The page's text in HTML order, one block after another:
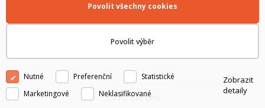
Pasivní adaptér pro systém Power Over Ethernet (POE).
20Kč bez DPH
Povolit výběr
Povolit všechny cookies
Nutné Preferenční
Statistické
Marketingové
Neklasifikované
Zobrazit
detaily